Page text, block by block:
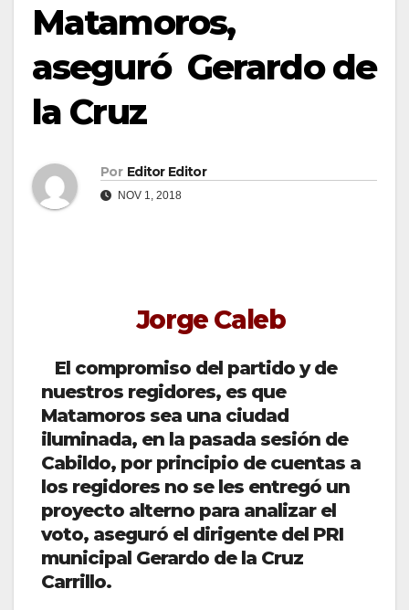
Matamoros,
aseguró Gerardo de
la Cruz
Por Editor Editor
NOV 1, 2018
Jorge Caleb
El compromiso del partido y de
nuestros regidores, es que
Matamoros sea una ciudad
iluminada, en la pasada sesión de
Cabildo, por principio de cuentas a
los regidores no se les entregó un
proyecto alterno para analizar el
voto, aseguró el dirigente del PRI
municipal Gerardo de la Cruz
Carrillo.